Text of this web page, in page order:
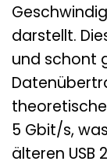
darstellt.
und schont
5 Gbit/s,
älteren USB